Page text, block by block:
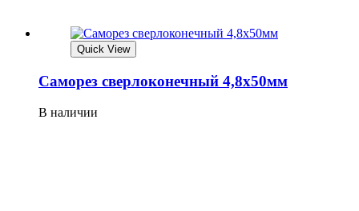
Quick View
Саморез сверлоконечный 4,8х50мм
В наличии